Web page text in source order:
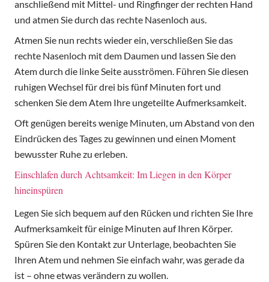
anschließend mit Mittel- und Ringfinger der rechten Hand
und atmen Sie durch das rechte Nasenloch aus.
Atmen Sie nun rechts wieder ein, verschließen Sie das
rechte Nasenloch mit dem Daumen und lassen Sie den
Atem durch die linke Seite ausströmen. Führen Sie diesen
ruhigen Wechsel für drei bis fünf Minuten fort und
schenken Sie dem Atem Ihre ungeteilte Aufmerksamkeit.
Oft genügen bereits wenige Minuten, um Abstand von den
Eindrücken des Tages zu gewinnen und einen Moment
bewusster Ruhe zu erleben.
Einschlafen durch Achtsamkeit: Im Liegen in den Körper
hineinspüren
Legen Sie sich bequem auf den Rücken und richten Sie Ihre
Aufmerksamkeit für einige Minuten auf Ihren Körper.
Spüren Sie den Kontakt zur Unterlage, beobachten Sie
Ihren Atem und nehmen Sie einfach wahr, was gerade da
ist – ohne etwas verändern zu wollen.